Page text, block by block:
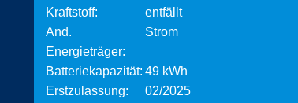
Kraftstoff:
entfällt
And.
Energieträger:
Strom
Batteriekapazität: 49 kWh
Erstzulassung:
02/2025